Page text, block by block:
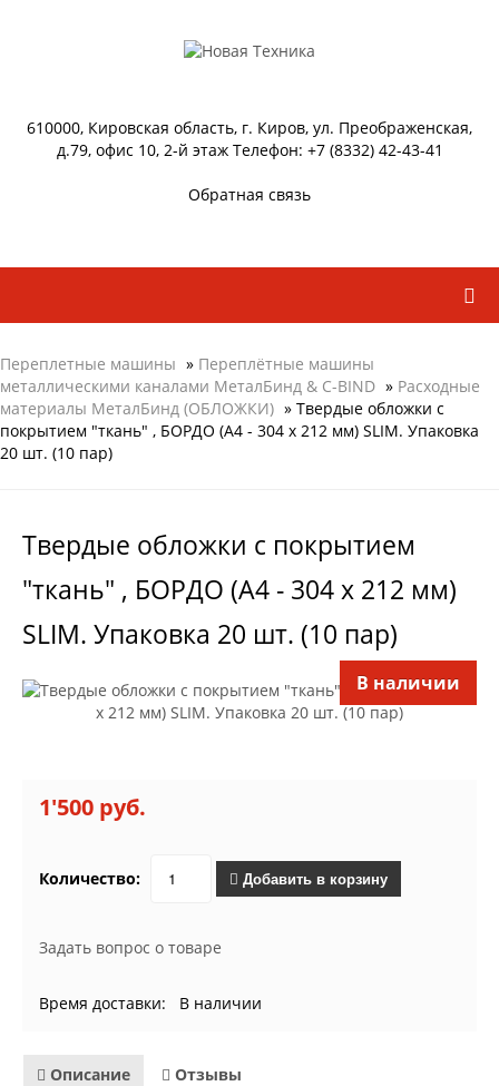
610000, Кировская область, г. Киров, ул. Преображенская,
д.79, офис 10, 2-й этаж Телефон: +7 (8332) 42-43-41
Обратная связь
Переплетные машины » Переплётные машины
металлическими каналами МеталБинд & C-BIND » Расходные
материалы МеталБинд (ОБЛОЖКИ) » Твердые обложки с
покрытием "ткань" , БОРДО (A4 - 304 x 212 мм) SLIM. Упаковка
20 шт. (10 пар)
Твердые обложки с покрытием
"ткань" , БОРДО (A4 - 304 x 212 мм)
SLIM. Упаковка 20 шт. (10 пар)
В наличии
1'500 руб.
Количество: Добавить в корзину
Задать вопрос о товаре
Время доставки: В наличии
Описание Отзывы